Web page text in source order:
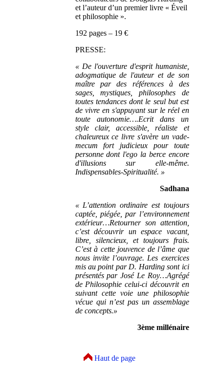
et l’auteur d’un premier livre « Éveil
et philosophie ».
192 pages – 19 €
PRESSE:
« De l'ouverture d'esprit humaniste,
adogmatique de l'auteur et de son
maître par des références à des
sages, mystiques, philosophes de
toutes tendances dont le seul but est
de vivre en s'appuyant sur le réel en
toute autonomie….Ecrit dans un
style clair, accessible, réaliste et
chaleureux ce livre s'avère un vade-
mecum fort judicieux pour toute
personne dont l'ego la berce encore
d'illusions sur elle-même.
Indispensables-Spiritualité. »
Sadhana
« L’attention ordinaire est toujours
captée, piégée, par l’environnement
extérieur…Retourner son attention,
c’est découvrir un espace vacant,
libre, silencieux, et toujours frais.
C’est à cette jouvence de l’âme que
nous invite l’ouvrage. Les exercices
mis au point par D. Harding sont ici
présentés par José Le Roy…Agrégé
de Philosophie celui-ci découvrit en
suivant cette voie une philosophie
vécue qui n’est pas un assemblage
de concepts.»
3ème millénaire
Haut de page